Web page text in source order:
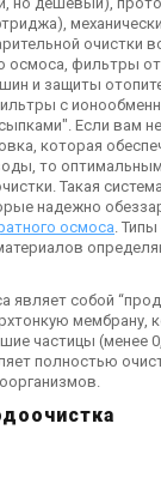
очистки
осмоса, фильтры от
и защиты
с
Если вам
которая
то
Такая
надежно
осмоса.
являет собой
мембрану,
частицы (менее
полностью